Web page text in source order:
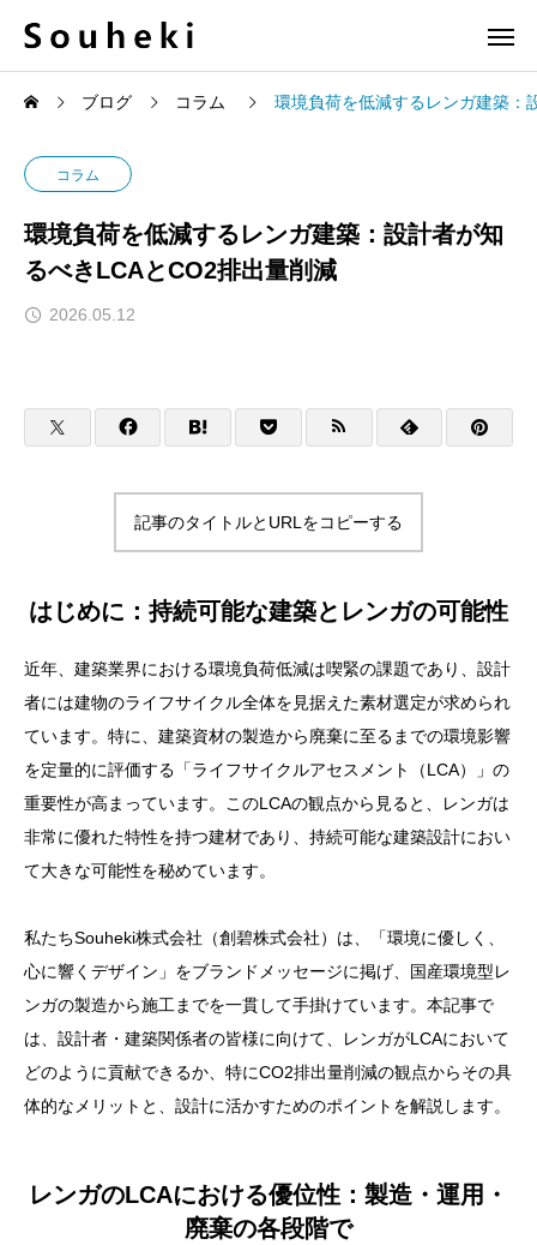
ブログ コラム 環境負荷を低減するレンガ建築：
コラム
環境負荷を低減するレンガ建築：設計者が知
るべきLCAとCO2排出量削減
2026.05.12
記事のタイトルとURLをコピーする
はじめに：持続可能な建築とレンガの可能性
近年、建築業界における環境負荷低減は喫緊の課題であり、設計
者には建物のライフサイクル全体を見据えた素材選定が求められ
ています。特に、建築資材の製造から廃棄に至るまでの環境影響
を定量的に評価する「ライフサイクルアセスメント（LCA）」の
重要性が高まっています。このLCAの観点から見ると、レンガは
非常に優れた特性を持つ建材であり、持続可能な建築設計におい
て大きな可能性を秘めています。
私たちSouheki株式会社（創碧株式会社）は、「環境に優しく、
心に響くデザイン」をブランドメッセージに掲げ、国産環境型レ
ンガの製造から施工までを一貫して手掛けています。本記事で
は、設計者・建築関係者の皆様に向けて、レンガがLCAにおいて
どのように貢献できるか、特にCO2排出量削減の観点からその具
体的なメリットと、設計に活かすためのポイントを解説します。
レンガのLCAにおける優位性：製造・運用・
廃棄の各段階で